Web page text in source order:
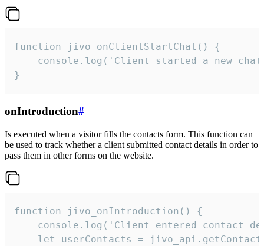
function jivo_onClientStartChat() {
console.log('Client started a new
}
onIntroduction#
Is executed when a visitor fills the contacts form. This function can
be used to track whether a client submitted contact details in order to
pass them in other forms on the website.
function jivo_onIntroduction() {
console.log('Client entered contact
let userContacts =